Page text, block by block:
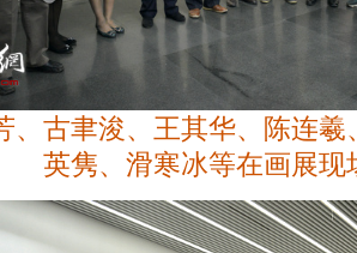
、古聿浚、王其华、陈连
英隽、滑寒冰等在画展现